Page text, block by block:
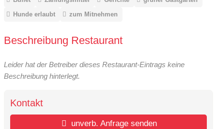
Hunde erlaubt
zum Mitnehmen
Beschreibung Restaurant
Leider hat der Betreiber dieses Restaurant-Eintrags keine
Beschreibung hinterlegt.
Kontakt
unverb. Anfrage senden